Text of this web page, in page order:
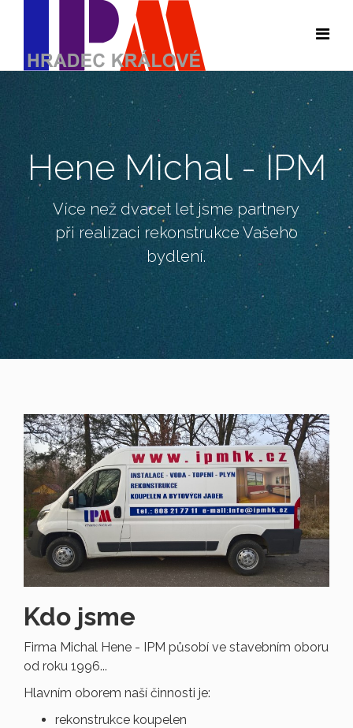
Hene Michal - IPM
Více než dvacet let jsme partnery
při realizaci rekonstrukce Vašeho
bydlení.
Kdo jsme
Firma Michal Hene - IPM působí ve stavebním oboru
od roku 1996...
Hlavním oborem naší činnosti je:
rekonstrukce koupelen